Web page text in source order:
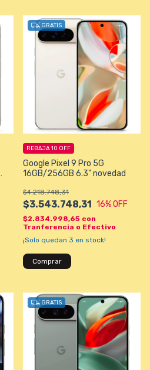
GRATIS
Google Pixel 9 Pro 5G
16GB/256GB 6.3" novedad
$3.543.748,31
$4.218.748,31
16% OFF
REBAJA 10 OFF
$2.834.998,65 con
Tranferencia o Efectivo
¡Solo quedan 3 en stock!
Comprar
GRATIS